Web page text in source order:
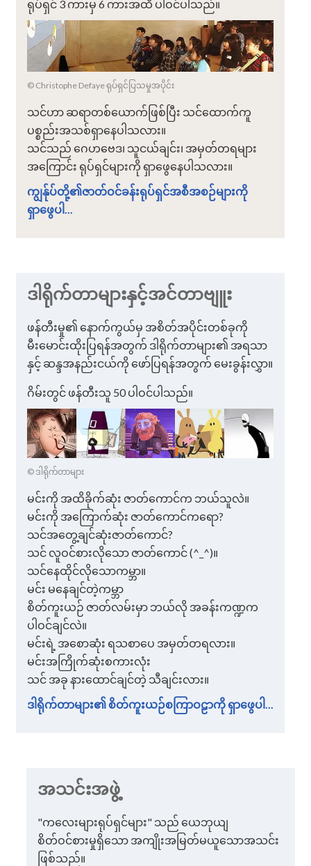
ရုပ်ရှင် 3 ကားမှ 6 ကားအထိ ပါဝင်ပါသည်။
© Christophe Defaye ရုပ်ရှင်ပြသမှုအပိုင်း
သင်ဟာ ဆရာတစ်ယောက်ဖြစ်ပြီး သင်ထောက်ကူ
ပစ္စည်းအသစ်ရှာနေပါသလား။
သင်သည် ဂေဟဗေဒ၊ သူငယ်ချင်း၊ အမှတ်တရများ
အကြောင်း ရုပ်ရှင်များကို ရှာဖွေနေပါသလား။
ကျွန်ုပ်တို့၏ဇာတ်ဝင်ခန်းရုပ်ရှင်အစီအစဉ်များကို
ရှာဖွေပါ...
ဒါရိုက်တာများနှင့်အင်တာဗျူး
ဖန်တီးမှု၏ နောက်ကွယ်မှ အစိတ်အပိုင်းတစ်ခုကို
မီးမောင်းထိုးပြရန်အတွက် ဒါရိုက်တာများ၏ အရသာ
နှင့် ဆန္ဒအနည်းငယ်ကို ဖော်ပြရန်အတွက် မေးခွန်းလွှာ။
ဂိမ်းတွင် ဖန်တီးသူ 50 ပါဝင်ပါသည်။
© ဒါရိုက်တာများ
မင်းကို အထိခိုက်ဆုံး ဇာတ်ကောင်က ဘယ်သူလဲ။
မင်းကို အကြောက်ဆုံး ဇာတ်ကောင်ကရော?
သင်အတွေ့ချင်ဆုံးဇာတ်ကောင်?
သင် လူဝင်စားလိုသော ဇာတ်ကောင် (^_^)။
သင်နေထိုင်လိုသောကမ္ဘာ။
မင်း မနေချင်တဲ့ကမ္ဘာ
စိတ်ကူးယဉ် ဇာတ်လမ်းမှာ ဘယ်လို အခန်းကဏ္ဍက
ပါဝင်ချင်လဲ။
မင်းရဲ့ အစောဆုံး ရသစာပေ အမှတ်တရလား။
မင်းအကြိုက်ဆုံးစကားလုံး
သင် အခု နားထောင်ချင်တဲ့ သီချင်းလား။
ဒါရိုက်တာများ၏ စိတ်ကူးယဉ်စကြာဝဠာကို ရှာဖွေပါ...
အသင်းအဖွဲ့
"ကလေးများရုပ်ရှင်များ" သည် ယေဘုယျ
စိတ်ဝင်စားမှုရှိသော အကျိုးအမြတ်မယူသောအသင်း
ဖြစ်သည်။